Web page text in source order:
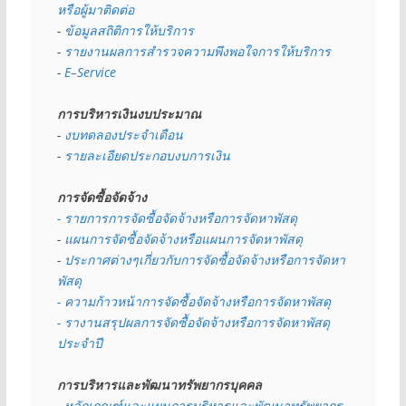
หรือผู้มาติดต่อ
- ข้อมูลสถิติการให้บริการ
- รายงานผลการสำรวจความพึงพอใจการให้บริการ
- E–Service
การบริหารเงินงบประมาณ
- งบทดลองประจำเดือน
- รายละเอียดประกอบงบการเงิน
การจัดซื้อจัดจ้าง
- รายการการจัดซื้อจัดจ้างหรือการจัดหาพัสดุ
- แผนการจัดซื้อจัดจ้างหรือแผนการจัดหาพัสดุ
- ประกาศต่างๆเกี่ยวกับการจัดซื้อจัดจ้างหรือการจัดหา
พัสดุ
- ความก้าวหน้าการจัดซื้อจัดจ้างหรือการจัดหาพัสดุ
- รางานสรุปผลการจัดซื้อจัดจ้างหรือการจัดหาพัสดุ
ประจำปี
การบริหารและพัฒนาทรัพยากรบุคคล